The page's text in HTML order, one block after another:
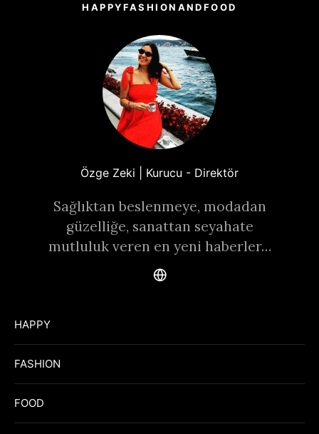
HAPPYFASHIONANDFOOD
Özge Zeki | Kurucu - Direktör
Sağlıktan beslenmeye, modadan
güzelliğe, sanattan seyahate
mutluluk veren en yeni haberler…
HAPPY
FASHION
FOOD